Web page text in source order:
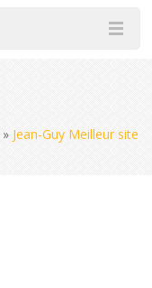
» Jean-Guy Meilleur site